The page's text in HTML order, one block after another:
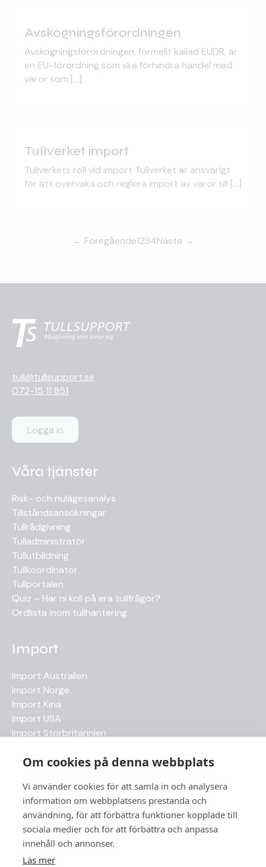
Om cookies på denna webbplats
Vi använder cookies för att samla in och analysera
information om webbplatsens prestanda och
användning, för att förbättra funktioner kopplade till
sociala medier och för att förbättra och anpassa
innehåll och annonser.
Läs mer
Avskognings­förordningen
Avskogningsförordningen, formellt kallad EUDR, är
en EU-förordning som ska förhindra handel med
varor som [...]
Tullverket import
Tullverkets roll vid import Tullverket är ansvarigt
för att övervaka och reglera import av varor till [...]
← Föregående1234Nästa →
tull@tullsupport.se
072-15 11 851
Logga in
Våra tjänster
Risk- och nulägesanalys
Tillståndsansökningar
Tullrådgivning
Tulladministratör
Tullutbildning
Tullkoordinator
Tullportalen
Quiz – Har ni koll på era tullfrågor?
Ordlista inom tullhantering
Import
Import Australien
Import Norge
Import Kina
Import USA
Import Storbritannien
Senaste artiklarna
Betala tull – när, hur och vem som ansvarar
Frihandel – så fungerar det i praktiken
Temporär import